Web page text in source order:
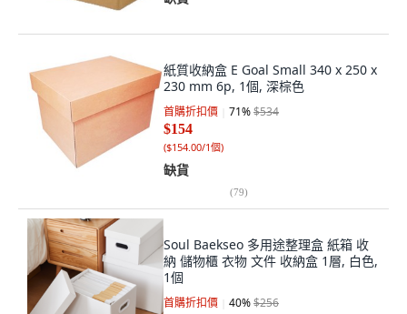
紙質收納盒 E Goal Small 340 x 250 x
230 mm 6p, 1個, 深棕色
首購折扣價 71%$534
$154
($154.00/1個)
缺貨
(79)
Soul Baekseo 多用途整理盒 紙箱 收
納 儲物櫃 衣物 文件 收納盒 1層, 白色,
1個
首購折扣價 40%$256